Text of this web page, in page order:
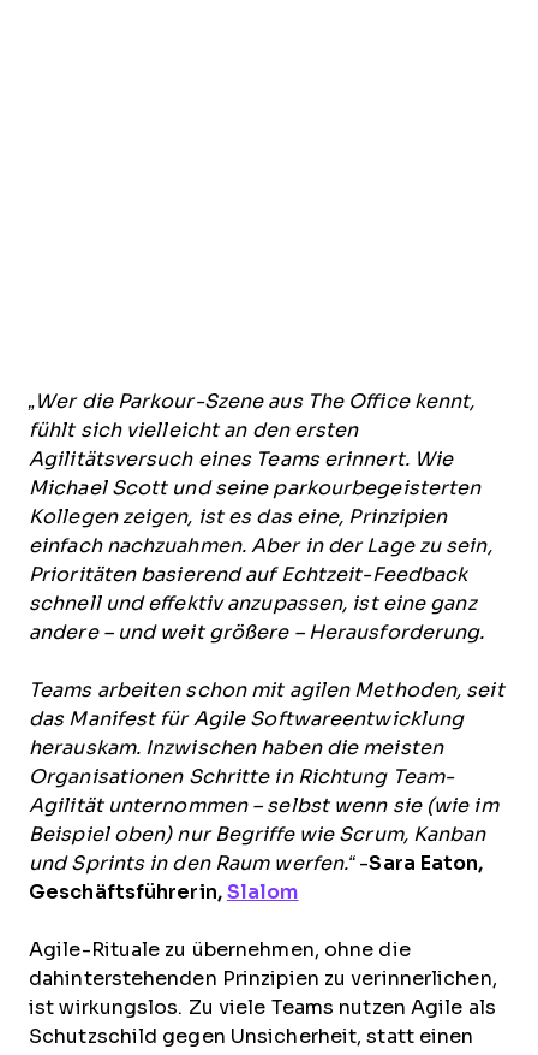
„Wer die Parkour-Szene aus The Office kennt,
fühlt sich vielleicht an den ersten
Agilitätsversuch eines Teams erinnert. Wie
Michael Scott und seine parkourbegeisterten
Kollegen zeigen, ist es das eine, Prinzipien
einfach nachzuahmen. Aber in der Lage zu sein,
Prioritäten basierend auf Echtzeit-Feedback
schnell und effektiv anzupassen, ist eine ganz
andere – und weit größere – Herausforderung.
Teams arbeiten schon mit agilen Methoden, seit
das Manifest für Agile Softwareentwicklung
herauskam. Inzwischen haben die meisten
Organisationen Schritte in Richtung Team-
Agilität unternommen – selbst wenn sie (wie im
Beispiel oben) nur Begriffe wie Scrum, Kanban
und Sprints in den Raum werfen.“ -Sara Eaton,
Geschäftsführerin, Slalom
Agile-Rituale zu übernehmen, ohne die
dahinterstehenden Prinzipien zu verinnerlichen,
ist wirkungslos. Zu viele Teams nutzen Agile als
Schutzschild gegen Unsicherheit, statt einen